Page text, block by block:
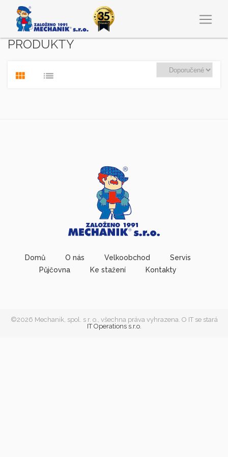
PRODUKTY
Domů O nás Velkoobchod
Servis
Půjčovna
Ke stažení Kontakty
©2026 Mechanik, spol. s r. o., všechna práva vyhrazena. O IT se stará
IT Operations s.r.o.